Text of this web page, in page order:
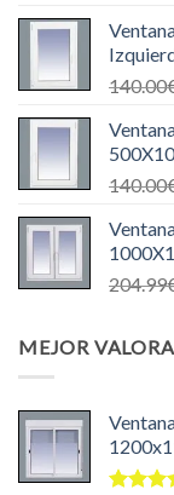
140.00
140.00
204.99
MEJOR